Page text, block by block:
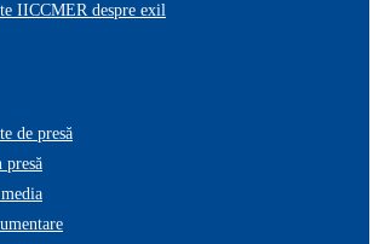
IICCMER despre exil
de presă